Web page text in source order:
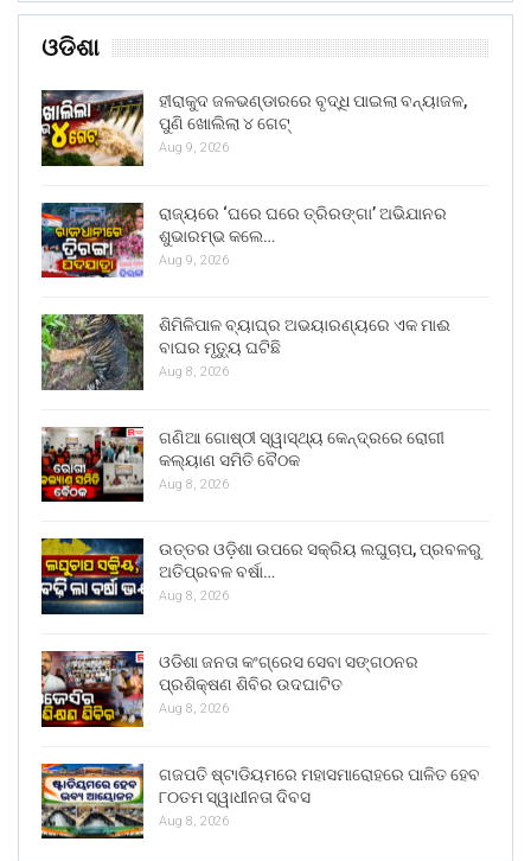
ଓଡିଶା
ହୀରାକୁଦ ଜଳଭଣ୍ଡାରରେ ବୃଦ୍ଧି ପାଇଲା ବନ୍ୟାଜଳ,
ପୁଣି ଖୋଲିଲା ୪ ଗେଟ୍
Aug 9, 2026
ରାଜ୍ୟରେ ‘ଘରେ ଘରେ ତ୍ରିରଙ୍ଗା’ ଅଭିଯାନର
ଶୁଭାରମ୍ଭ କଲେ…
Aug 9, 2026
ଶିମିଳିପାଳ ବ୍ୟାଘ୍ର ଅଭୟାରଣ୍ୟରେ ଏକ ମାଈ
ବାଘର ମୃତ୍ୟୁ ଘଟିଛି
Aug 8, 2026
ଗଣିଆ ଗୋଷ୍ଠୀ ସ୍ୱାସ୍ଥ୍ୟ କେନ୍ଦ୍ରରେ ରୋଗୀ
କଲ୍ୟାଣ ସମିତି ବୈଠକ
Aug 8, 2026
ଉତ୍ତର ଓଡ଼ିଶା ଉପରେ ସକ୍ରିୟ ଲଘୁଚାପ, ପ୍ରବଳରୁ
ଅତିପ୍ରବଳ ବର୍ଷା…
Aug 8, 2026
ଓଡିଶା ଜନତା କଂଗ୍ରେସ ସେବା ସଙ୍ଗଠନର
ପ୍ରଶିକ୍ଷଣ ଶିବିର ଉଦଘାଟିତ
Aug 8, 2026
ଗଜପତି ଷ୍ଟାଡିୟମରେ ମହାସମାରୋହରେ ପାଳିତ ହେବ
୮୦ତମ ସ୍ୱାଧୀନତା ଦିବସ
Aug 8, 2026